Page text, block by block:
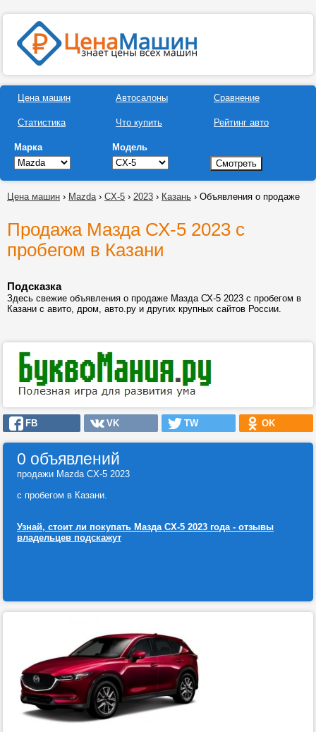
Цена машин
Статистика
Автосалоны
Что купить
Сравнение
Рейтинг авто
Марка Модель
Цена машин › Mazda› CX-5 › 2023 › Казань › Объявления о продаже
Продажа Мазда СХ-5 2023 с
пробегом в Казани
Подсказка
Здесь свежие объявления о продаже Мазда СХ-5 2023 с пробегом в
Казани с авито, дром, авто.ру и других крупных сайтов России.
FB VK TW OK
0 объявлений
продажи Mazda CX-5 2023
с пробегом в Казани.
Узнай, стоит ли покупать Мазда СХ-5 2023 года - отзывы
владельцев подскажут